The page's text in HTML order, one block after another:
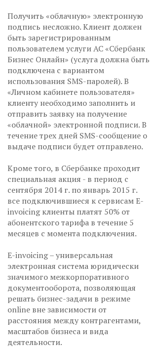
Получить «облачную» электронную
подпись несложно. Клиент должен
быть зарегистрированным
пользователем услуги АС «Сбербанк
Бизнес Онлайн» (услуга должна быть
подключена с вариантом
использования SMS-паролей). В
«Личном кабинете пользователя»
клиенту необходимо заполнить и
отправить заявку на получение
«облачной» электронной подписи. В
течение трех дней SMS-сообщение о
выдаче подписи будет отправлено.
Кроме того, в Сбербанке проходит
специальная акция - в период с
сентября 2014 г. по январь 2015 г.
все подключившиеся к сервисам E-
invoicing клиенты платят 50% от
абонентского тарифа в течение 5
месяцев с момента подключения.
E-invoicing – универсальная
электронная система юридически
значимого межкорпоративного
документооборота, позволяющая
решать бизнес-задачи в режиме
online вне зависимости от
расстояния между контрагентами,
масштабов бизнеса и вида
деятельности.